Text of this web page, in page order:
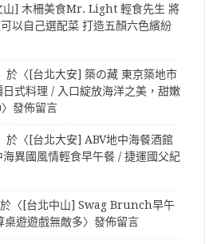
山] 木柵美食Mr. Light 輕食先生 將
以自己選配菜 打造五顏六色繽紛
於〈 [台北大安] 築の藏 東京築地市
式料理 / 入口綻放海洋之美，甜嫩
〉發佈留言
於〈 [台北大安] ABV地中海餐酒館
異國風情輕食早午餐 / 捷運國父紀
〈 [台北中山] Swag Brunch早午
桌遊遊戲無敵多〉發佈留言